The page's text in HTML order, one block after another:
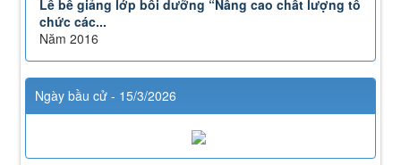
Lễ bế giảng lớp bồi dưỡng “Nâng cao chất lượng tổ
chức các...
Năm 2016
Ngày bầu cử - 15/3/2026